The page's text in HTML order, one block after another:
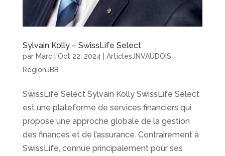
Sylvain Kolly – SwissLife Select
par Marc| Oct 22, 2024 ArticlesJNVAUDOIS
RegionJBB
SwissLife Select Sylvain Kolly SwissLife Select
est une plateforme de services financiers qui
propose une approche globale de la gestion
des finances et de l’assurance. Contrairement à
SwissLife, connue principalement pour ses